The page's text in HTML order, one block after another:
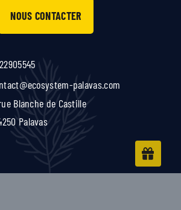
NOUS CONTACTER
palavas.com
Blanche de Castille
Palavas